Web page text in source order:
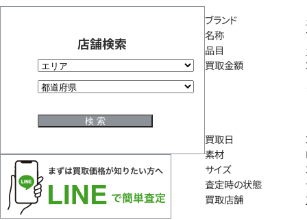
店舗検索
ブランド
名称
品目
買取金額
買取日
素材
サイズ
査定時の状態
買取店舗